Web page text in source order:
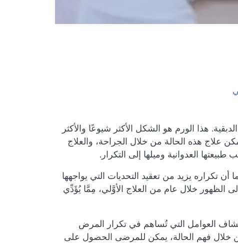
هذا الورم هو الشكل الأكثر شيوعًا والأكثر
جميع التشخيصات. يمكن علاج هذه الحالة من خلال الجراحة، والعلاج
العدوانية وميلها إلى التكرار.
أن تكراره يزيد من تعقيد التحديات التي يواجهها
الظهور خلال عام من العلاج الأوَّلي، مِمَّا يُؤَدِّي
العوامل التي تُساهم في تكرار المرض
خلال فهم الحالة، يمكن للمرضى الحصول على